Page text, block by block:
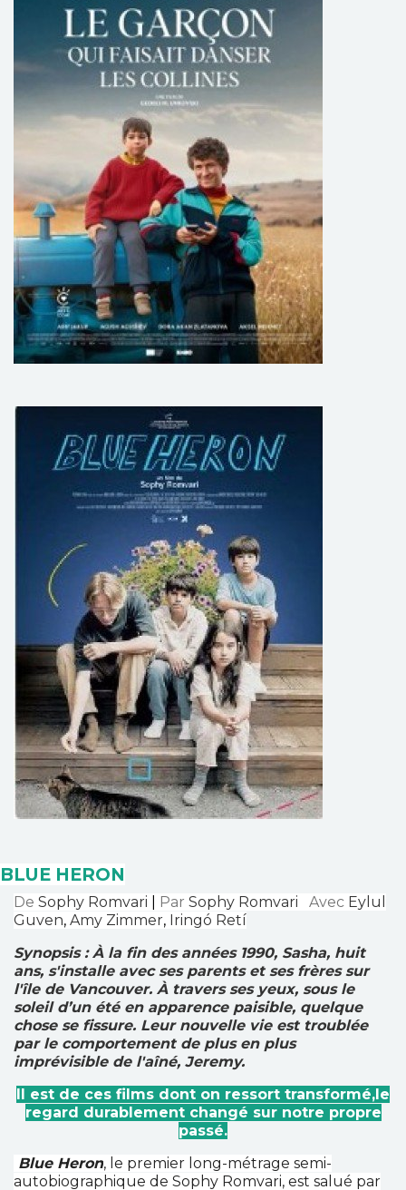
BLUE HERON
De Sophy Romvari Par Sophy Romvari Avec Eylul
Guven, Amy Zimmer, Iringó Retí
Synopsis :À la fin des années 1990, Sasha, huit
ans, s'installe avec ses parents et ses frères sur
l'île de Vancouver. À travers ses yeux, sous le
soleil d’un été en apparence paisible, quelque
chose se fissure. Leur nouvelle vie est troublée
par le comportement de plus en plus
imprévisible de l'aîné, Jeremy.
Il est de ces films dont on ressort transformé,le
regard durablement changé sur notre propre
passé.
Blue Heron, le premier long-métrage semi-
autobiographique de Sophy Romvari, est salué par